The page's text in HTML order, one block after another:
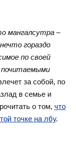
мангалсутра –
гораздо
по своей
почитаемыми
за собой, по
в семье и
о том, что
точке на лбу.